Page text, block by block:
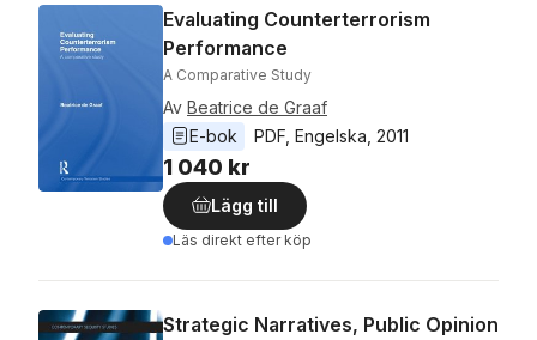
Evaluating Counterterrorism
Performance
A Comparative Study
Av Beatrice de Graaf
E-bok
PDF Engelska 2011
1 040 kr
Lägg till
Läs direkt efter köp
Strategic Narratives, Public Opinion